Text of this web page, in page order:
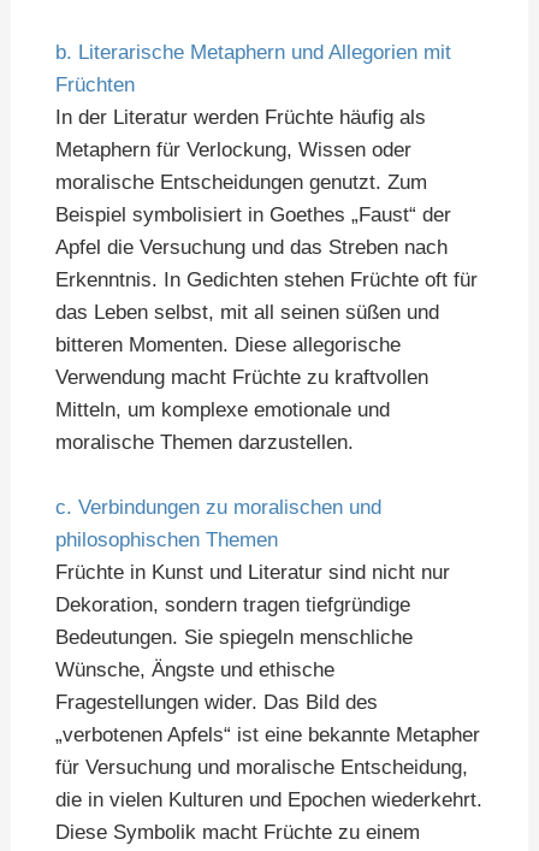
b. Literarische Metaphern und Allegorien mit
Früchten
In der Literatur werden Früchte häufig als
Metaphern für Verlockung, Wissen oder
moralische Entscheidungen genutzt. Zum
Beispiel symbolisiert in Goethes „Faust“ der
Apfel die Versuchung und das Streben nach
Erkenntnis. In Gedichten stehen Früchte oft für
das Leben selbst, mit all seinen süßen und
bitteren Momenten. Diese allegorische
Verwendung macht Früchte zu kraftvollen
Mitteln, um komplexe emotionale und
moralische Themen darzustellen.
c. Verbindungen zu moralischen und
philosophischen Themen
Früchte in Kunst und Literatur sind nicht nur
Dekoration, sondern tragen tiefgründige
Bedeutungen. Sie spiegeln menschliche
Wünsche, Ängste und ethische
Fragestellungen wider. Das Bild des
„verbotenen Apfels“ ist eine bekannte Metapher
für Versuchung und moralische Entscheidung,
die in vielen Kulturen und Epochen wiederkehrt.
Diese Symbolik macht Früchte zu einem